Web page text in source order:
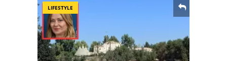
LIFESTYLE